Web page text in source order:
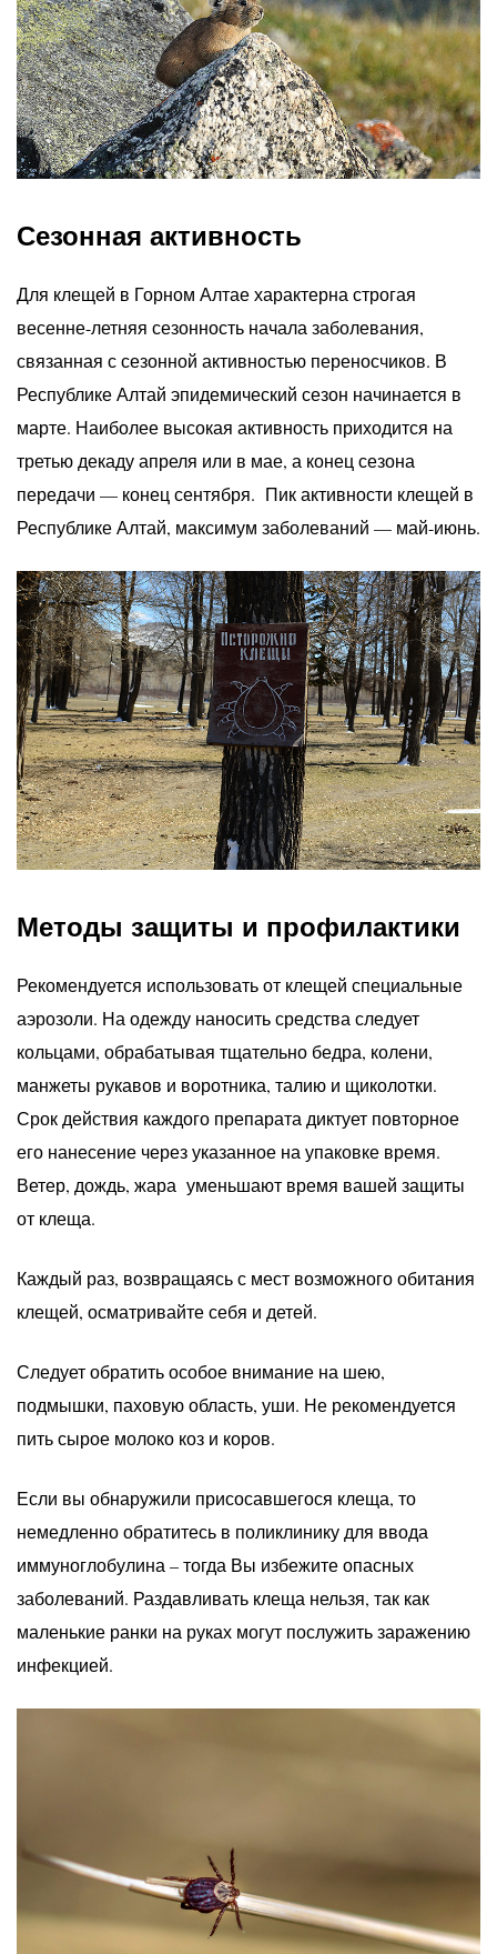
Сезонная активность
Для клещей в Горном Алтае характерна строгая
весенне-летняя сезонность начала заболевания,
связанная с сезонной активностью переносчиков. В
Республике Алтай эпидемический сезон начинается в
марте. Наиболее высокая активность приходится на
третью декаду апреля или в мае, а конец сезона
передачи — конец сентября. Пик активности клещей в
Республике Алтай, максимум заболеваний — май-июнь.
Методы защиты и профилактики
Рекомендуется использовать от клещей специальные
аэрозоли. На одежду наносить средства следует
кольцами, обрабатывая тщательно бедра, колени,
манжеты рукавов и воротника, талию и щиколотки.
Срок действия каждого препарата диктует повторное
его нанесение через указанное на упаковке время.
Ветер, дождь, жара уменьшают время вашей защиты
от клеща.
Каждый раз, возвращаясь с мест возможного обитания
клещей, осматривайте себя и детей.
Следует обратить особое внимание на шею,
подмышки, паховую область, уши. Не рекомендуется
пить сырое молоко коз и коров.
Если вы обнаружили присосавшегося клеща, то
немедленно обратитесь в поликлинику для ввода
иммуноглобулина – тогда Вы избежите опасных
заболеваний. Раздавливать клеща нельзя, так как
маленькие ранки на руках могут послужить заражению
инфекцией.